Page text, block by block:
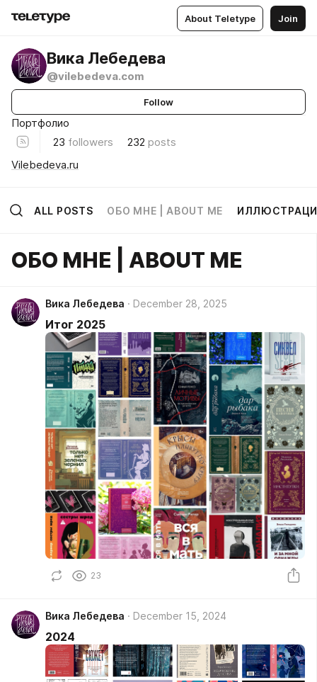
About Teletype Join
Вика Лебедева
@vilebedeva.com
Follow
Портфолио
23 followers 232 posts
Vilebedeva.ru
ALL POSTS ОБО МНЕ | ABOUT ME
ОБО МНЕ | ABOUT ME
Вика Лебедева December 28, 2025
Итог 2025
23
Вика Лебедева December 15, 2024
2024